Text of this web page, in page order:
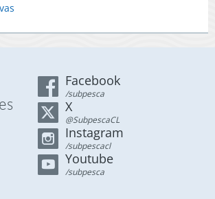
Facebook
/subpesca
X
@SubpescaCL
Instagram
/subpescacl
Youtube
/subpesca